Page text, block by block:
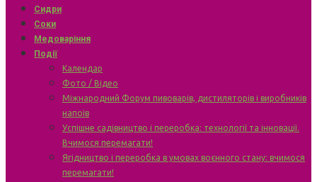
Сидри
Соки
Медоваріння
Події
Календар
Фото / Відео
Міжнародний Форум пивоварів, дистиляторів і виробників
напоїв
Успішне садівництво і переробка: технології та інновації.
Вчимося перемагати!
Ягідництво і переробка в умовах воєнного стану: вчимося
перемагати!